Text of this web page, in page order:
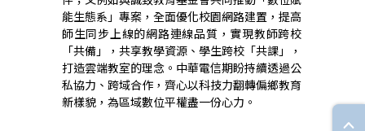
能生態系」專案，全面優化校園網路建置，提高
師生同步上線的網路連線品質，實現教師跨校
「共備」，共享教學資源、學生跨校「共課」，
打造雲端教室的理念。中華電信期盼持續透過公
私協力、跨域合作，齊心以科技力翻轉偏鄉教育
新樣貌，為區域數位平權盡一份心力。